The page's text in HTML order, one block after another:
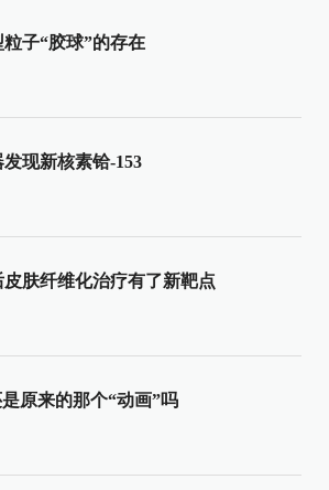
子“胶球”的存在
现新核素铪-153
肤纤维化治疗有了新靶点
原来的那个“动画”吗